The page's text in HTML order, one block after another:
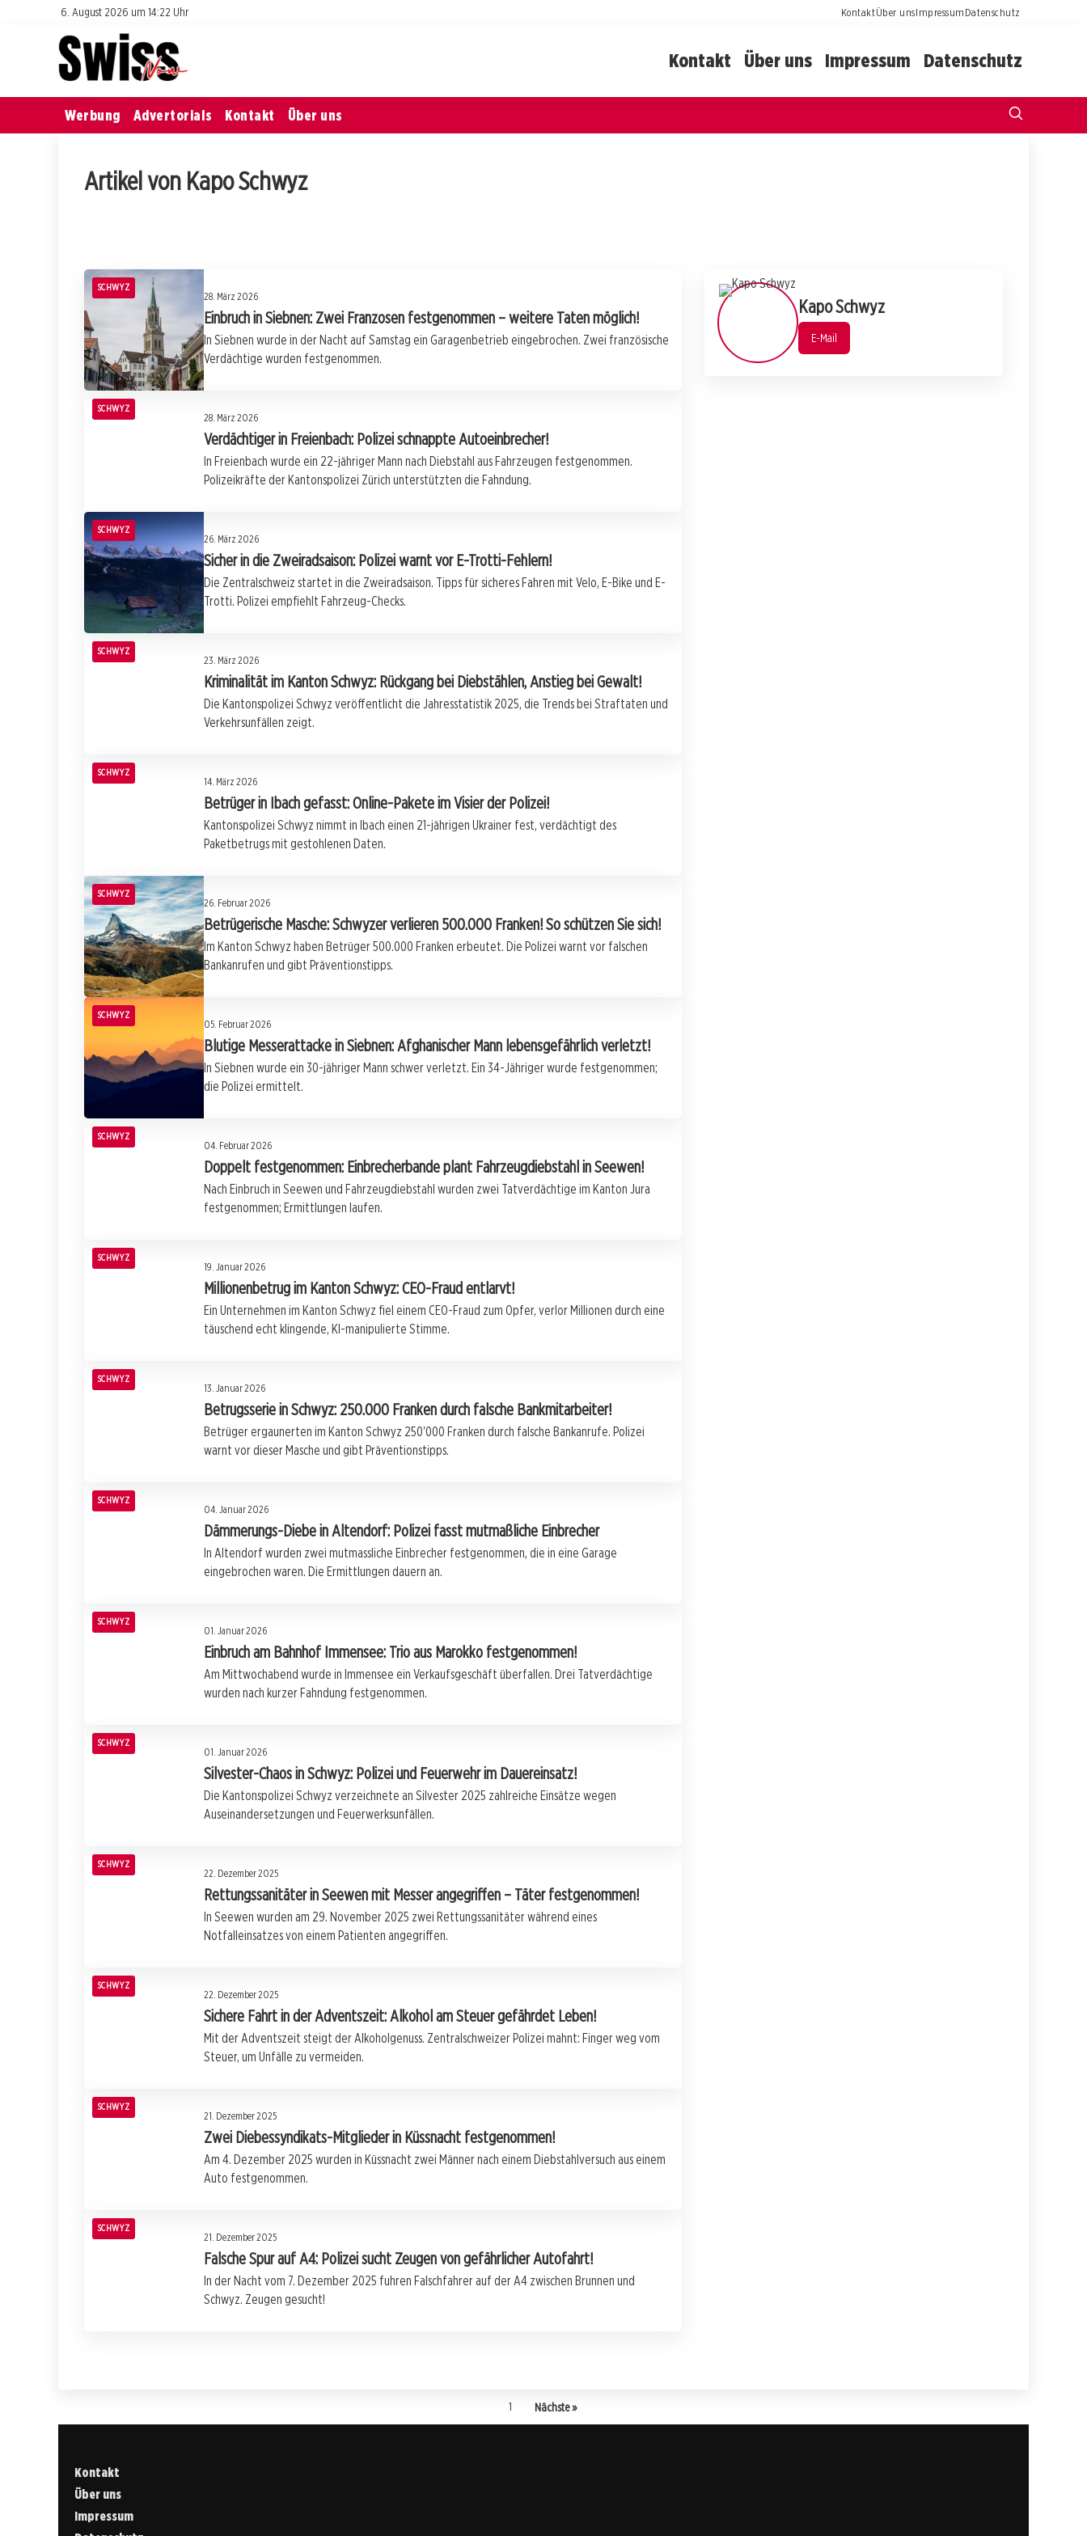
6. August 2026 um 14:22 Uhr KontaktÜber unsImpressumDatenschutz
Kontakt Über uns Impressum Datenschutz
Werbung Advertorials Kontakt Über uns
Artikel von Kapo Schwyz
Ölspur in Egg: Unbekannter Fahrer nach
SCHWYZ
28. März 2026
Einbruch in Siebnen: Zwei Franzosen festgenommen – weitere Taten möglich!
In Siebnen wurde in der Nacht auf Samstag ein Garagenbetrieb eingebrochen. Zwei französische
Verdächtige wurden festgenommen.
SCHWYZ
28. März 2026
Verdächtiger in Freienbach: Polizei schnappte Autoeinbrecher!
In Freienbach wurde ein 22-jähriger Mann nach Diebstahl aus Fahrzeugen festgenommen.
Polizeikräfte der Kantonspolizei Zürich unterstützten die Fahndung.
SCHWYZ
26. März 2026
Sicher in die Zweiradsaison: Polizei warnt vor E-Trotti-Fehlern!
Die Zentralschweiz startet in die Zweiradsaison. Tipps für sicheres Fahren mit Velo, E-Bike und E-
Trotti. Polizei empfiehlt Fahrzeug-Checks.
SCHWYZ
23. März 2026
Kriminalität im Kanton Schwyz: Rückgang bei Diebstählen, Anstieg bei Gewalt!
Die Kantonspolizei Schwyz veröffentlicht die Jahresstatistik 2025, die Trends bei Straftaten und
Verkehrsunfällen zeigt.
SCHWYZ
14. März 2026
Betrüger in Ibach gefasst: Online-Pakete im Visier der Polizei!
Kantonspolizei Schwyz nimmt in Ibach einen 21-jährigen Ukrainer fest, verdächtigt des
Paketbetrugs mit gestohlenen Daten.
SCHWYZ
26. Februar 2026
Betrügerische Masche: Schwyzer verlieren 500.000 Franken! So schützen Sie sich!
Im Kanton Schwyz haben Betrüger 500.000 Franken erbeutet. Die Polizei warnt vor falschen
Bankanrufen und gibt Präventionstipps.
SCHWYZ
05. Februar 2026
Blutige Messerattacke in Siebnen: Afghanischer Mann lebensgefährlich verletzt!
In Siebnen wurde ein 30-jähriger Mann schwer verletzt. Ein 34-Jähriger wurde festgenommen;
die Polizei ermittelt.
SCHWYZ
04. Februar 2026
Doppelt festgenommen: Einbrecherbande plant Fahrzeugdiebstahl in Seewen!
Nach Einbruch in Seewen und Fahrzeugdiebstahl wurden zwei Tatverdächtige im Kanton Jura
festgenommen; Ermittlungen laufen.
SCHWYZ
19. Januar 2026
Millionenbetrug im Kanton Schwyz: CEO-Fraud entlarvt!
Ein Unternehmen im Kanton Schwyz fiel einem CEO-Fraud zum Opfer, verlor Millionen durch eine
täuschend echt klingende, KI-manipulierte Stimme.
SCHWYZ
13. Januar 2026
Betrugsserie in Schwyz: 250.000 Franken durch falsche Bankmitarbeiter!
Betrüger ergaunerten im Kanton Schwyz 250'000 Franken durch falsche Bankanrufe. Polizei
warnt vor dieser Masche und gibt Präventionstipps.
SCHWYZ
04. Januar 2026
Dämmerungs-Diebe in Altendorf: Polizei fasst mutmaßliche Einbrecher
In Altendorf wurden zwei mutmassliche Einbrecher festgenommen, die in eine Garage
eingebrochen waren. Die Ermittlungen dauern an.
SCHWYZ
01. Januar 2026
Einbruch am Bahnhof Immensee: Trio aus Marokko festgenommen!
Am Mittwochabend wurde in Immensee ein Verkaufsgeschäft überfallen. Drei Tatverdächtige
wurden nach kurzer Fahndung festgenommen.
SCHWYZ
01. Januar 2026
Silvester-Chaos in Schwyz: Polizei und Feuerwehr im Dauereinsatz!
Die Kantonspolizei Schwyz verzeichnete an Silvester 2025 zahlreiche Einsätze wegen
Auseinandersetzungen und Feuerwerksunfällen.
SCHWYZ
22. Dezember 2025
Rettungssanitäter in Seewen mit Messer angegriffen – Täter festgenommen!
In Seewen wurden am 29. November 2025 zwei Rettungssanitäter während eines
Notfalleinsatzes von einem Patienten angegriffen.
SCHWYZ
22. Dezember 2025
Sichere Fahrt in der Adventszeit: Alkohol am Steuer gefährdet Leben!
Mit der Adventszeit steigt der Alkoholgenuss. Zentralschweizer Polizei mahnt: Finger weg vom
Steuer, um Unfälle zu vermeiden.
SCHWYZ
21. Dezember 2025
Zwei Diebessyndikats-Mitglieder in Küssnacht festgenommen!
Am 4. Dezember 2025 wurden in Küssnacht zwei Männer nach einem Diebstahlversuch aus einem
Auto festgenommen.
SCHWYZ
21. Dezember 2025
Falsche Spur auf A4: Polizei sucht Zeugen von gefährlicher Autofahrt!
In der Nacht vom 7. Dezember 2025 fuhren Falschfahrer auf der A4 zwischen Brunnen und
Schwyz. Zeugen gesucht!
Kapo Schwyz
E-Mail
1 Nächste »
Kontakt
Über uns
Impressum